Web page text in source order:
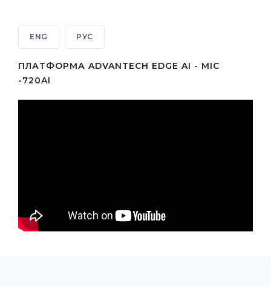
ENG РУС
ПЛАТФОРМА ADVANTECH EDGE AI - MIC
-720AI